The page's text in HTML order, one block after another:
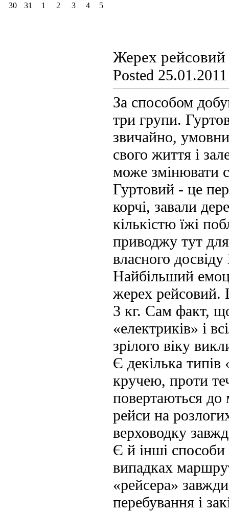
Жерех рейсовий
Posted
За способом
три групи.
звичайно,
свого життя і
може змінювати
Гуртовий - це
корчі, завали
кількістю їжі
приводжу тут
власного
Найбільший
жерех рейсовий.
3 кг. Сам факт,
«електриків» і
зрілого віку
Є декілька типів
кручею, проти
повертаються до
рейси на
верховодку
Є й інші способи
випадках
«рейсера»
перебування і
30
31 1 2 3 4 5